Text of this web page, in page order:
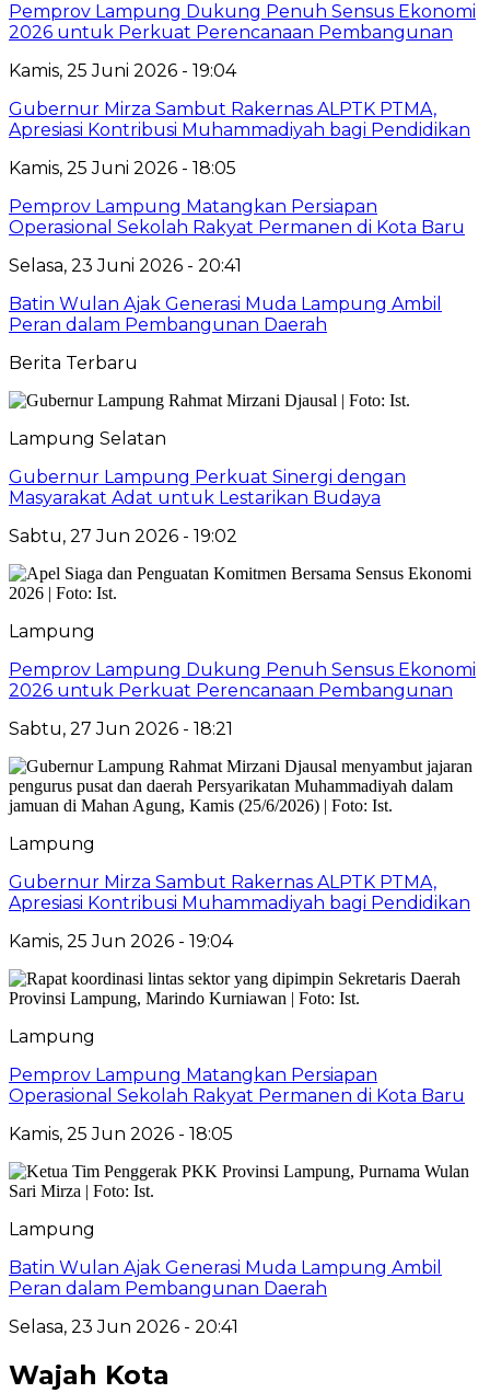
Pemprov Lampung Dukung Penuh Sensus Ekonomi
2026 untuk Perkuat Perencanaan Pembangunan
Kamis, 25 Juni 2026 - 19:04
Gubernur Mirza Sambut Rakernas ALPTK PTMA,
Apresiasi Kontribusi Muhammadiyah bagi Pendidikan
Kamis, 25 Juni 2026 - 18:05
Pemprov Lampung Matangkan Persiapan
Operasional Sekolah Rakyat Permanen di Kota Baru
Selasa, 23 Juni 2026 - 20:41
Batin Wulan Ajak Generasi Muda Lampung Ambil
Peran dalam Pembangunan Daerah
Berita Terbaru
Lampung Selatan
Gubernur Lampung Perkuat Sinergi dengan
Masyarakat Adat untuk Lestarikan Budaya
Sabtu, 27 Jun 2026 - 19:02
Lampung
Pemprov Lampung Dukung Penuh Sensus Ekonomi
2026 untuk Perkuat Perencanaan Pembangunan
Sabtu, 27 Jun 2026 - 18:21
Lampung
Gubernur Mirza Sambut Rakernas ALPTK PTMA,
Apresiasi Kontribusi Muhammadiyah bagi Pendidikan
Kamis, 25 Jun 2026 - 19:04
Lampung
Pemprov Lampung Matangkan Persiapan
Operasional Sekolah Rakyat Permanen di Kota Baru
Kamis, 25 Jun 2026 - 18:05
Lampung
Batin Wulan Ajak Generasi Muda Lampung Ambil
Peran dalam Pembangunan Daerah
Selasa, 23 Jun 2026 - 20:41
Wajah Kota